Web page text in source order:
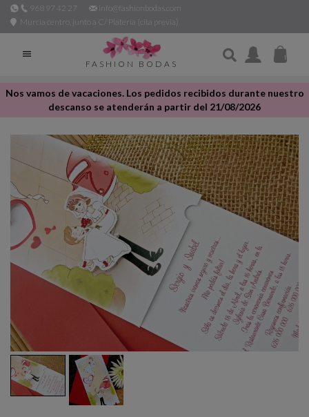
968 97 42 27
info@fashionbodas.com
Murcia centro, junto a C/ Platería (cita previa)

FASHION BODAS
Nos vamos de vacaciones. Los pedidos recibidos durante nuestro
descanso se atenderán a partir del 21/08/2026